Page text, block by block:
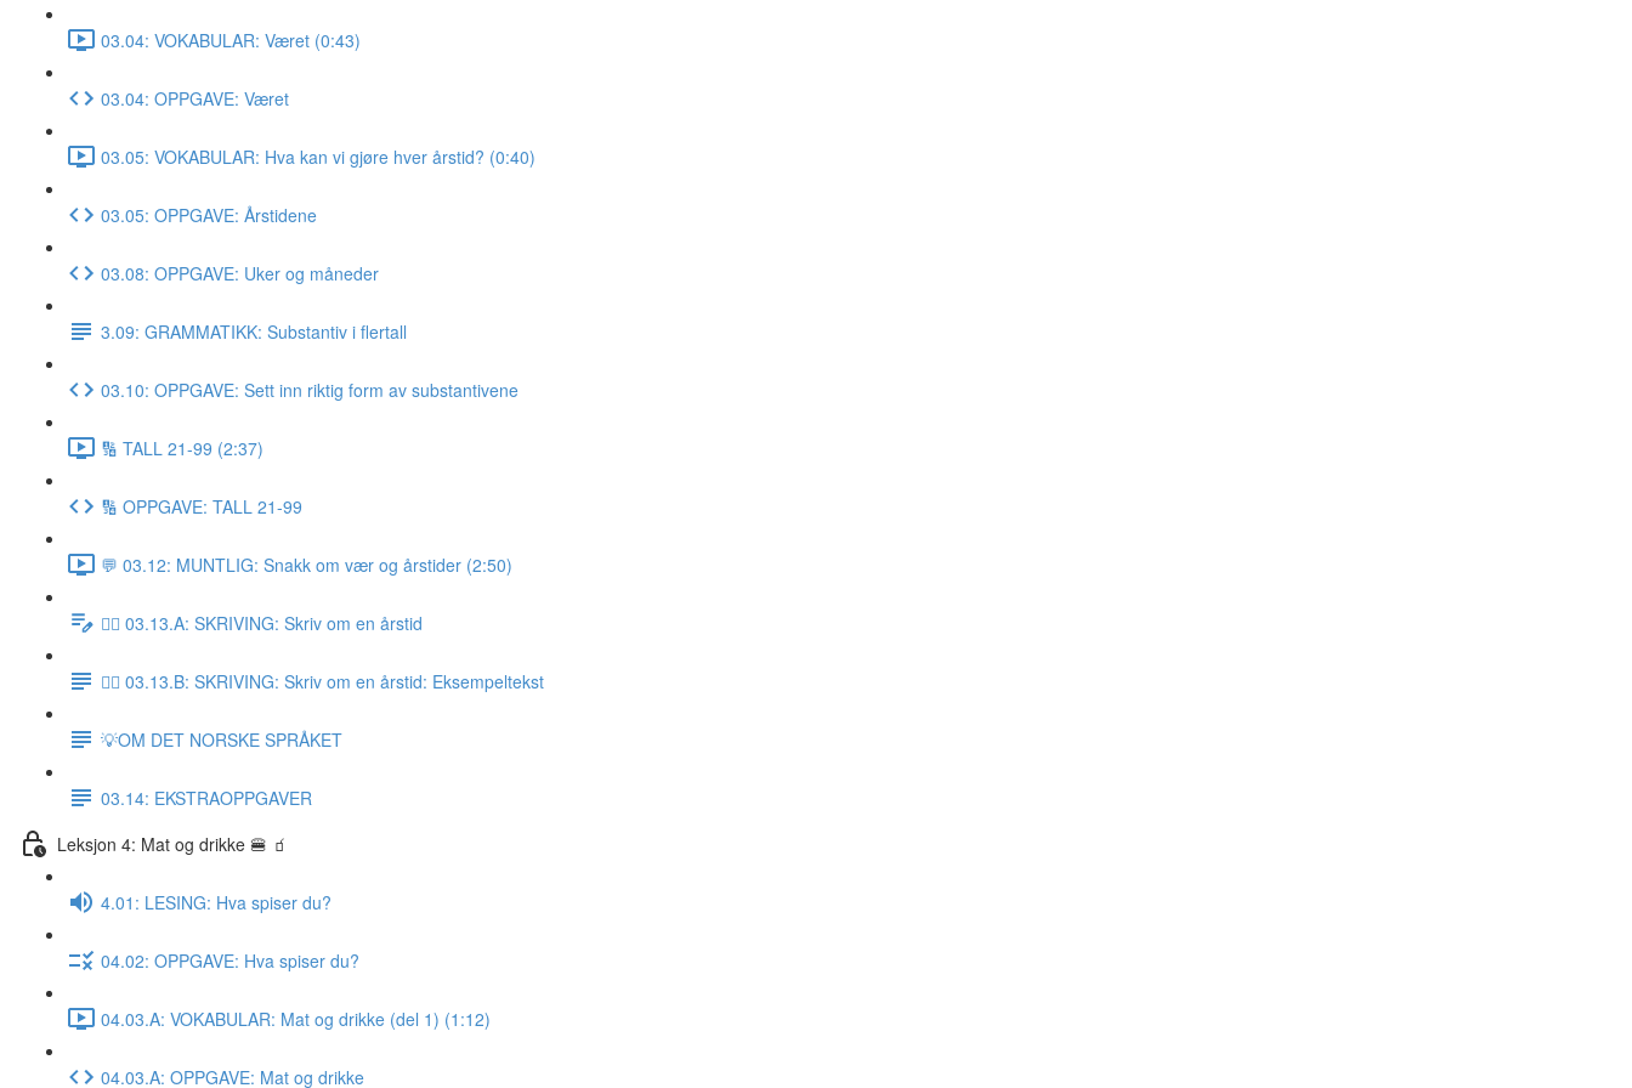
03.04: VOKABULAR: Været (0:43)
03.04: OPPGAVE: Været
03.05: VOKABULAR: Hva kan vi gjøre hver årstid? (0:40)
03.05: OPPGAVE: Årstidene
03.08: OPPGAVE: Uker og måneder
3.09: GRAMMATIKK: Substantiv i flertall
03.10: OPPGAVE: Sett inn riktig form av substantivene
🔢 TALL 21-99 (2:37)
🔢 OPPGAVE: TALL 21-99
💬 03.12: MUNTLIG: Snakk om vær og årstider (2:50)
✍🏼 03.13.A: SKRIVING: Skriv om en årstid
✍🏼 03.13.B: SKRIVING: Skriv om en årstid: Eksempeltekst
💡OM DET NORSKE SPRÅKET
03.14: EKSTRAOPPGAVER
Leksjon 4: Mat og drikke 🍔 🧃
4.01: LESING: Hva spiser du?
04.02: OPPGAVE: Hva spiser du?
04.03.A: VOKABULAR: Mat og drikke (del 1) (1:12)
04.03.A: OPPGAVE: Mat og drikke